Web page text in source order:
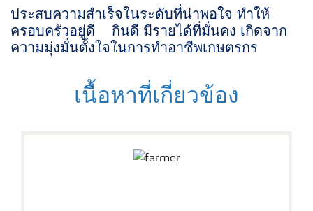
ประสบความสำเร็จในระดับที่น่าพอใจ ทำให้
ครอบครัวอยู่ดี กินดี มีรายได้ที่มั่นคง เกิดจาก
ความมุ่งมั่นตั้งใจในการทำอาชีพเกษตรกร
เนื้อหาที่เกี่ยวข้อง